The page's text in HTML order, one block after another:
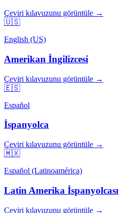
Çeviri kılavuzunu görüntüle →
🇺🇸
English (US)
Amerikan İngilizcesi
Çeviri kılavuzunu görüntüle →
🇪🇸
Español
İspanyolca
Çeviri kılavuzunu görüntüle →
🇲🇽
Español (Latinoamérica)
Latin Amerika İspanyolcası
Çeviri kılavuzunu görüntüle →